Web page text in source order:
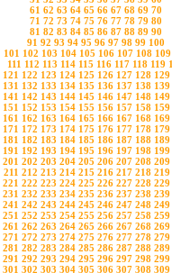
61 62 63 64 65 66 67 68 69 70
71 72 73 74 75 76 77 78 79 80
81 82 83 84 85 86 87 88 89 90
91 92 93 94 95 96 97 98 99 100
101 102 103 104 105 106 107 108 109
111 112 113 114 115 116 117 118 119
121 122 123 124 125 126 127 128 129
131 132 133 134 135 136 137 138 139
141 142 143 144 145 146 147 148 149
151 152 153 154 155 156 157 158 159
161 162 163 164 165 166 167 168 169
171 172 173 174 175 176 177 178 179
181 182 183 184 185 186 187 188 189
191 192 193 194 195 196 197 198 199
201 202 203 204 205 206 207 208 209
211 212 213 214 215 216 217 218 219
221 222 223 224 225 226 227 228 229
231 232 233 234 235 236 237 238 239
241 242 243 244 245 246 247 248 249
251 252 253 254 255 256 257 258 259
261 262 263 264 265 266 267 268 269
271 272 273 274 275 276 277 278 279
281 282 283 284 285 286 287 288 289
291 292 293 294 295 296 297 298 299
301 302 303 304 305 306 307 308 309